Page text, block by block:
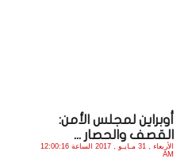
أوبراين لمجلس الأمن:
القصف والحصار ...
الأربعاء , 31 مـايـو , 2017 الساعة 12:00:16
AM